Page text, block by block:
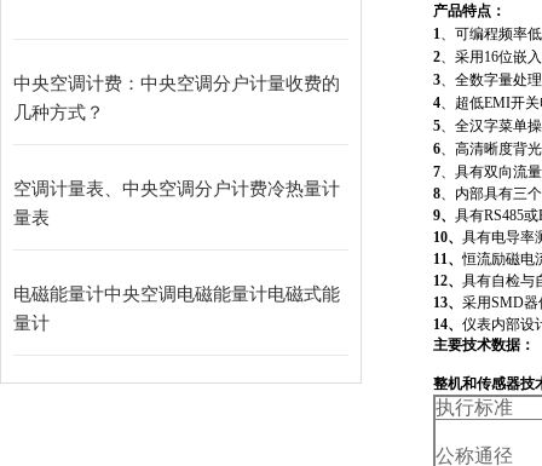
中央空调计费：中央空调分户计量收费的
几种方式？
空调计量表、中央空调分户计费冷热量计
量表
电磁能量计中央空调电磁能量计电磁式能
量计
产品特点：
1、可编程频率
2、采用16位嵌
3、全数字量处
4、超低EMI开
5、全汉字菜单
6、高清晰度背
7、具有双向流
8、内部具有三
9、 具有RS485
10、 具有电导率
11、恒流励磁电
12、 具有自检与
13、 采用SMD
14、 仪表内部设
主要技术数据：
整机和传感器技
执行标准
公称通径